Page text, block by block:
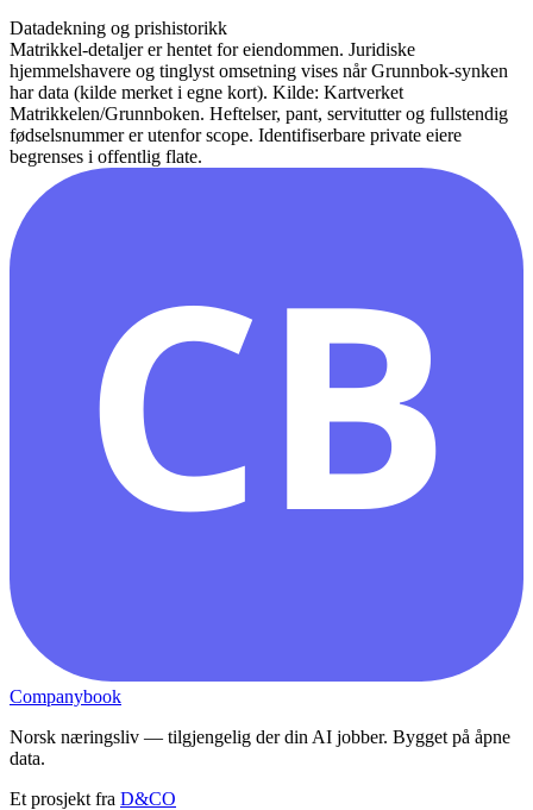
Datadekning og prishistorikk
Matrikkel-detaljer er hentet for eiendommen. Juridiske
hjemmelshavere og tinglyst omsetning vises når Grunnbok-synken
har data (kilde merket i egne kort). Kilde: Kartverket
Matrikkelen/Grunnboken. Heftelser, pant, servitutter og fullstendig
fødselsnummer er utenfor scope. Identifiserbare private eiere
begrenses i offentlig flate.
CB
Companybook
Norsk næringsliv — tilgjengelig der din AI jobber. Bygget på åpne
data.
Et prosjekt fra D&CO